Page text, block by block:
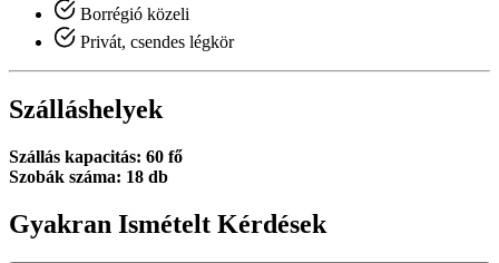
Borrégió közeli
Privát, csendes légkör
Szálláshelyek
Szállás kapacitás: 60 fő
Szobák száma: 18 db
Gyakran Ismételt Kérdések